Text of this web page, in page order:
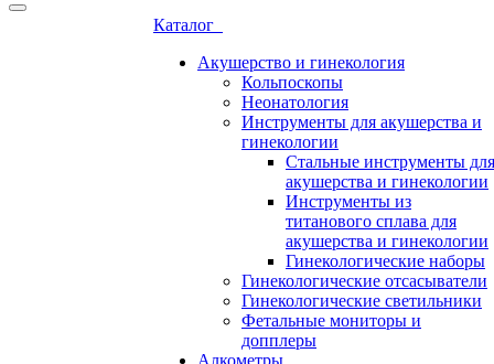
Каталог
Акушерство и гинекология
Кольпоскопы
Неонатология
Инструменты для акушерства и
гинекологии
Стальные инструменты для
акушерства и гинекологии
Инструменты из
титанового сплава для
акушерства и гинекологии
Гинекологические наборы
Гинекологические отсасыватели
Гинекологические светильники
Фетальные мониторы и
допплеры
Алкометры